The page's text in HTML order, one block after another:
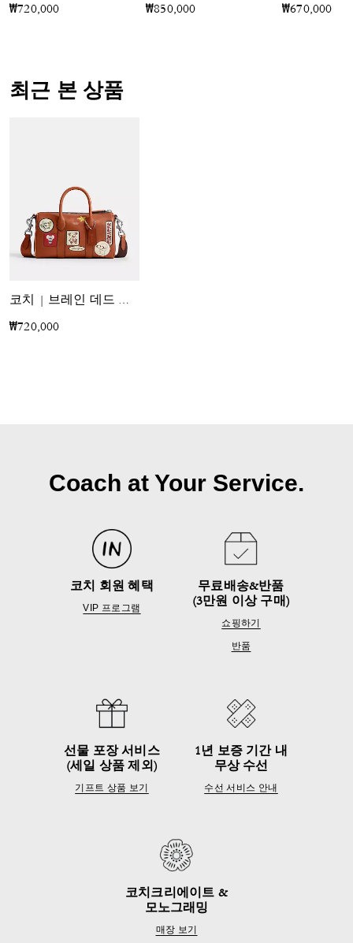
₩720,000 ₩850,000 ₩670,000
최근 본 상품
코치 | 브레인 데드 컴퍼스 백 25 위드 패치
₩720,000
Coach at Your Service.
코치 회원 혜택
VIP 프로그램
무료배송&반품
(3만원 이상 구매)
쇼핑하기
반품
선물 포장 서비스
(세일 상품 제외)
기프트 상품 보기
1년 보증 기간 내
무상 수선
수선 서비스 안내
코치크리에이트 &
모노그래밍
매장 보기